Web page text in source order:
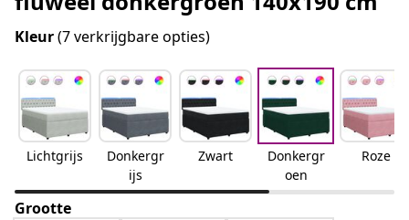
Kleur(7 verkrijgbare opties)
Lichtgrijs
Donkergr
ijs
Zwart
Donkergr
oen
Roze
Grootte